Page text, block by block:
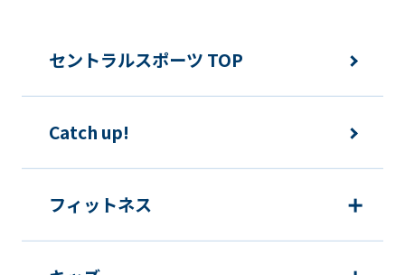
セントラルスポーツ TOP
Catch up!
フィットネス